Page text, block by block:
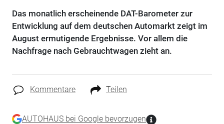
Das monatlich erscheinende DAT-Barometer zur
Entwicklung auf dem deutschen Automarkt zeigt im
August ermutigende Ergebnisse. Vor allem die
Nachfrage nach Gebrauchtwagen zieht an.
Kommentare Teilen
AUTOHAUS bei Google bevorzugen